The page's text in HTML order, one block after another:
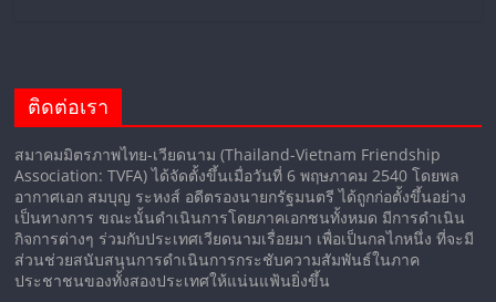
ติดต่อเรา
สมาคมมิตรภาพไทย-เวียดนาม (Thailand-Vietnam Friendship
Association: TVFA) ได้จัดตั้งขึ้นเมื่อวันที่ 6 พฤษภาคม 2540 โดยพล
อากาศเอก สมบุญ ระหงส์ อดีตรองนายกรัฐมนตรี ได้ถูกก่อตั้งขึ้นอย่าง
เป็นทางการ ขณะนั้นดำเนินการโดยภาคเอกชนทั้งหมด มีการดำเนิน
กิจการต่างๆ ร่วมกับประเทศเวียดนามเรื่อยมา เพื่อเป็นกลไกหนึ่ง ที่จะมี
ส่วนช่วยสนับสนุนการดำเนินการกระชับความสัมพันธ์ในภาค
ประชาชนของทั้งสองประเทศให้แน่นแฟ้นยิ่งขึ้น